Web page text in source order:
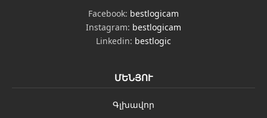
Facebook: bestlogicam
Instagram: bestlogicam
Linkedin: bestlogic
ՄԵՆՅՈՒ
Գլխավոր